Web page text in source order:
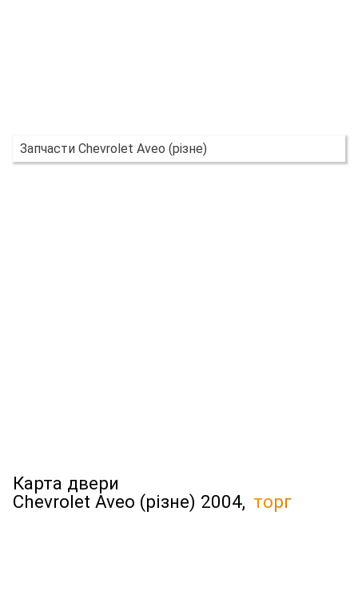
Запчасти Chevrolet Aveo (різне)
Карта двери
Chevrolet Aveo (різне) 2004, торг